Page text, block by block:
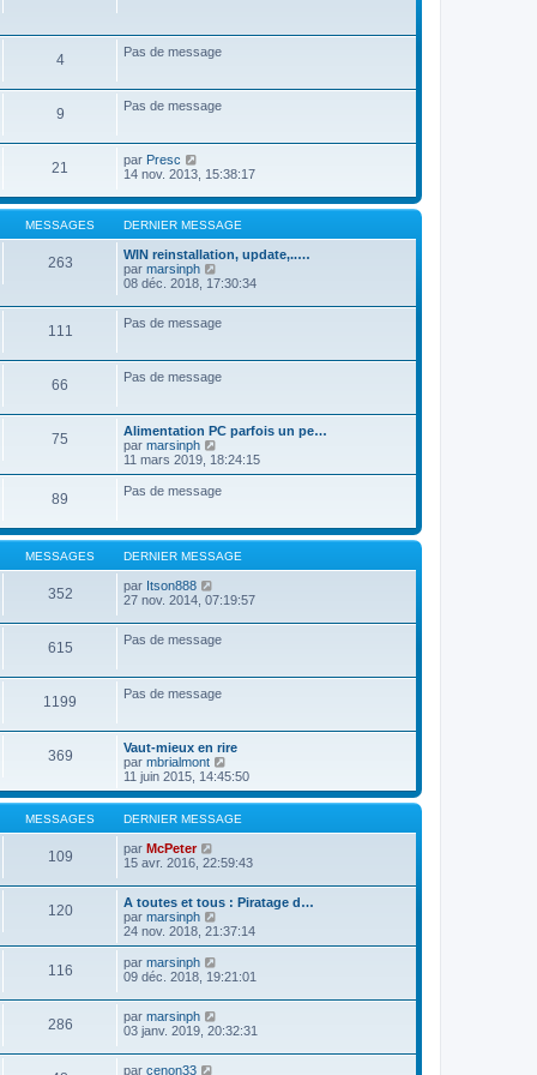
i
e
s
a
e
4 Pas de message
9 Pas de message
21 par Presc
r
l
e
d
e
r
n
r
e
s
g
e
14 nov. 2013, 15:38:17
MESSAGES DERNIER MESSAGE
263
WIN reinstallation, update,..…
par marsinph
o
r
l
r
i
e
r
m
e
s
g
e
08 déc. 2018, 17:30:34
111 Pas de message
66 Pas de message
75
Alimentation PC parfois un pe…
par marsinph
o
i
r
d
e
r
n
e
e
s
a
g
11 mars 2019, 18:24:15
89 Pas de message
MESSAGES DERNIER MESSAGE
352 par Itson888
o
r
l
r
i
e
r
m
e
s
s
e
27 nov. 2014, 07:19:57
615 Pas de message
1199 Pas de message
369
Vaut-mieux en rire
par mbrialmont
o
i
r
l
e
e
n
r
m
s
a
e
11 juin 2015, 14:45:50
MESSAGES DERNIER MESSAGE
109 par McPeter
o
r
l
e
d
e
r
n
e
r
m
15 avr. 2016, 22:59:43
120
A toutes et tous : Piratage d…
par marsinph
o
i
l
d
r
i
24 nov. 2018, 21:37:14
116 par marsinph
o
r
e
09 déc. 2018, 19:21:01
286 par marsinph
o
r
03 janv. 2019, 20:32:31
par cenon33